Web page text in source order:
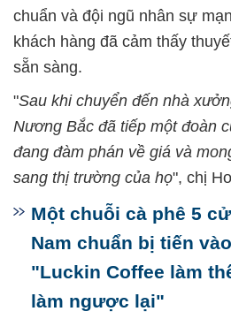
chuẩn và đội ngũ nhân sự
khách hàng đã cảm thấy
sẵn sàng.
"Sau khi chuyển đến nhà
Nương Bắc đã tiếp một đoàn
đang đàm phán về giá và
sang thị trường của họ", chị
Một chuỗi cà phê 5
Nam chuẩn bị tiến
"Luckin Coffee làm
làm ngược lại"